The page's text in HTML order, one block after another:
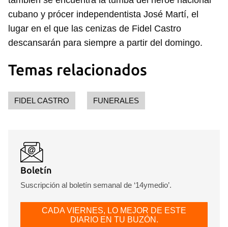
Para poder guardar como favorito, primero has de
iniciar sesión con tu cuenta de 14ymedio.
cubano y prócer independentista José Martí, el
lugar en el que las cenizas de Fidel Castro
descansarán para siempre a partir del domingo.
Temas relacionados
FIDEL CASTRO FUNERALES
Boletín
Suscripción al boletín semanal de ‘14ymedio’.
CADA VIERNES, LO MEJOR DE ESTE
DIARIO EN TU BUZÓN.